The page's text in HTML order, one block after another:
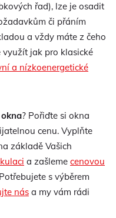
řad), lze je osadit
či přáním
a vždy máte z čeho
jak pro klasické
a nízkoenergetické
? Pořiďte si okna
cenu. Vyplňte
základě Vašich
a zašleme cenovou
s výběrem
nás a my vám rádi